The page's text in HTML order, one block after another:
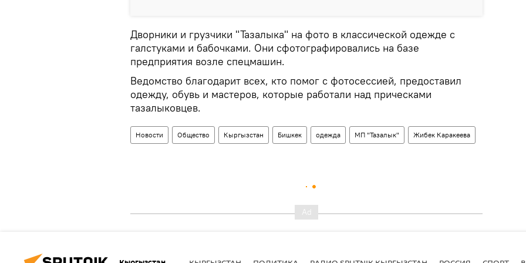
Дворники и грузчики "Тазалыка" на фото в классической одежде с
галстуками и бабочками. Они сфотографировались на базе
предприятия возле спецмашин.
Ведомство благодарит всех, кто помог с фотосессией, предоставил
одежду, обувь и мастеров, которые работали над прическами
тазалыковцев.
Новости Общество Кыргызстан Бишкек одежда МП "Тазалык" Жибек Каракеева